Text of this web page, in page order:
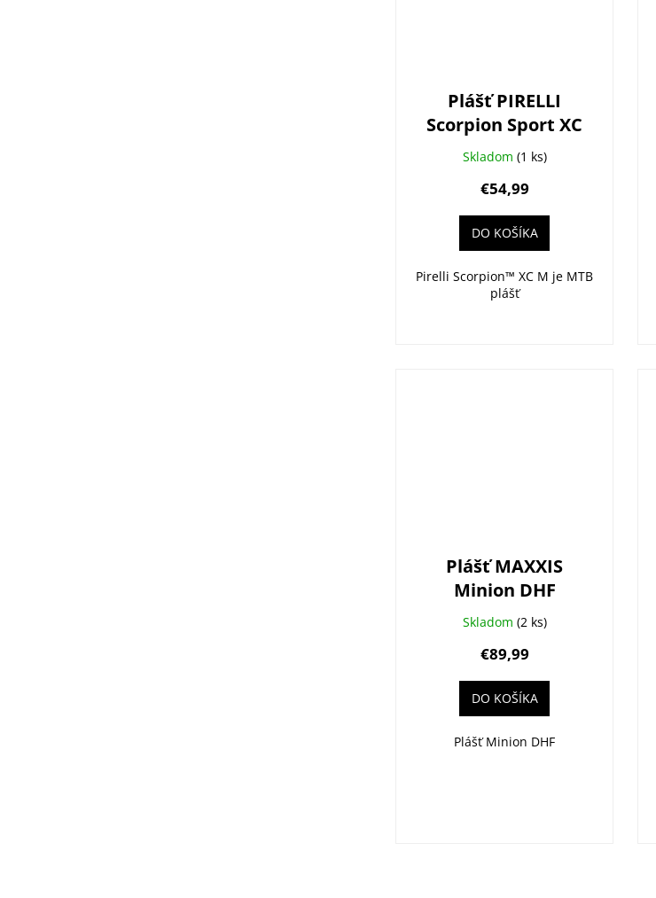
Plášť PIRELLI
Scorpion Sport XC
M 29x2.4 TLR
Skladom (1 ks)
€54,99
DO KOŠÍKA
Pirelli Scorpion™ XC M je MTB
plášť
Plášť MAXXIS
Minion DHF
29X2.60 (65-622)
Skladom (2 ks)
€89,99
DO KOŠÍKA
Plášť Minion DHF